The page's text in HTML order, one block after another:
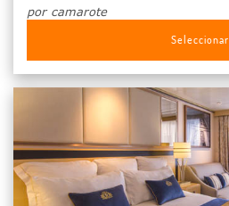
por camarote
Seleccionar